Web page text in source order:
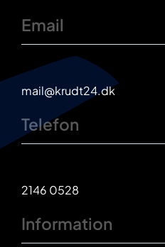
Email
mail@krudt24.dk
Telefon
2146 0528
Information